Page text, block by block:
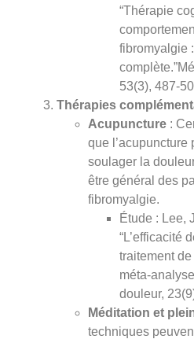
“Thérapie
fibromyalgie
53(3), 487-
Thérapies
Acupuncture :
que l’acupuncture
soulager la
être général des
fibromyalgie.
Étude : Lee,
“L’efficacité
traitement
méta-
douleur,
Méditation et
techniques